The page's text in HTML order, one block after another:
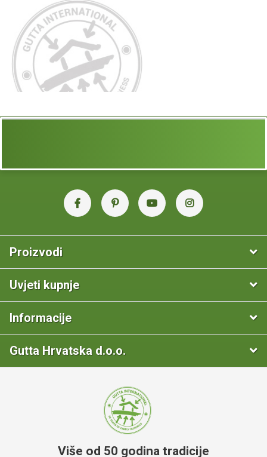
Proizvodi
Uvjeti kupnje
Informacije
Gutta Hrvatska d.o.o.
Više od 50 godina tradicije